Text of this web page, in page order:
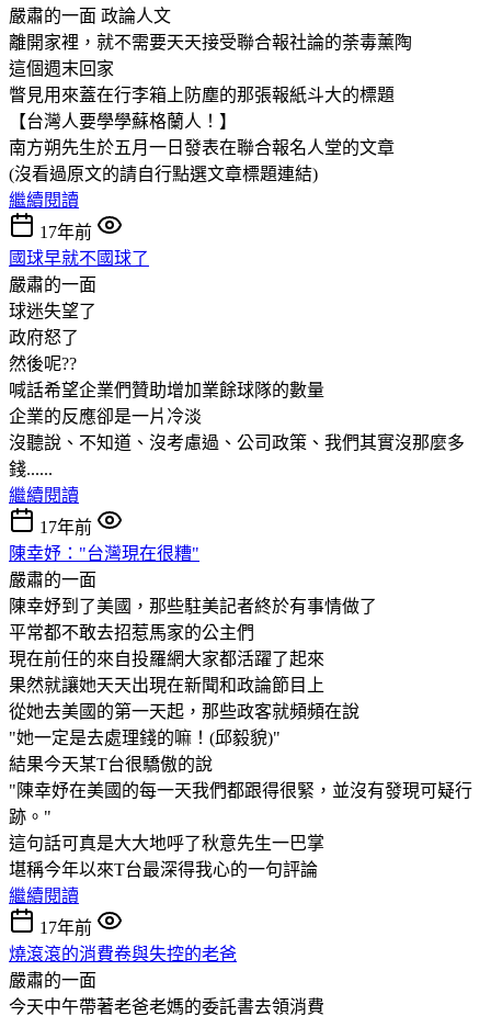
嚴肅的一面 政論人文
離開家裡，就不需要天天接受聯合報社論的荼毒薰陶
這個週末回家
瞥見用來蓋在行李箱上防塵的那張報紙斗大的標題
【台灣人要學學蘇格蘭人！】
南方朔先生於五月一日發表在聯合報名人堂的文章
(沒看過原文的請自行點選文章標題連結)
繼續閱讀
17年前
國球早就不國球了
嚴肅的一面
球迷失望了
政府怒了
然後呢??
喊話希望企業們贊助增加業餘球隊的數量
企業的反應卻是一片冷淡
沒聽說、不知道、沒考慮過、公司政策、我們其實沒那麼多
錢......
繼續閱讀
17年前
陳幸妤："台灣現在很糟"
嚴肅的一面
陳幸妤到了美國，那些駐美記者終於有事情做了
平常都不敢去招惹馬家的公主們
現在前任的來自投羅網大家都活躍了起來
果然就讓她天天出現在新聞和政論節目上
從她去美國的第一天起，那些政客就頻頻在說
"她一定是去處理錢的嘛！(邱毅貌)"
結果今天某Τ台很驕傲的說
"陳幸妤在美國的每一天我們都跟得很緊，並沒有發現可疑行
跡。"
這句話可真是大大地呼了秋意先生一巴掌
堪稱今年以來Τ台最深得我心的一句評論
繼續閱讀
17年前
燒滾滾的消費卷與失控的老爸
嚴肅的一面
今天中午帶著老爸老媽的委託書去領消費